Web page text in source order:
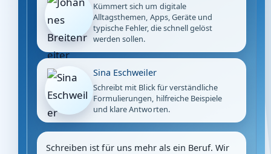
Kümmert sich um digitale
Alltagsthemen, Apps, Geräte und
typische Fehler, die schnell gelöst
werden sollen.
Sina Eschweiler
Schreibt mit Blick für verständliche
Formulierungen, hilfreiche Beispiele
und klare Antworten.
Schreiben ist für uns mehr als ein Beruf. Wir